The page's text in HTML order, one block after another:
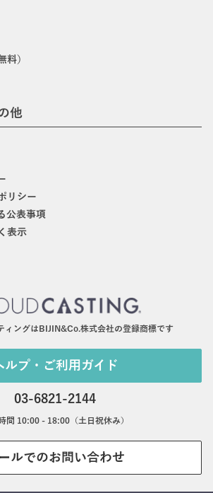
料）
他
リシー
公表事項
表示
ィングはBIJIN&Co.株式会社の登録商標です
ルプ・ご利用ガイド
03-6821-2144
間 10:00 - 18:00（土日祝休み）
ルでのお問い合わせ